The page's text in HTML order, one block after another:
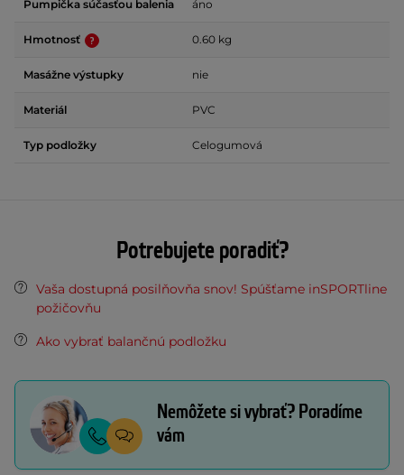
Pumpička súčasťou balenia áno
Hmotnosť 0.60 kg
Masážne výstupky nie
Materiál PVC
Typ podložky Celogumová
Potrebujete poradiť?
Vaša dostupná posilňovňa snov! Spúšťame inSPORTline
požičovňu
Ako vybrať balančnú podložku
Nemôžete si vybrať? Poradíme
vám